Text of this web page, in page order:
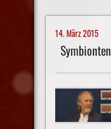
14. März 2015